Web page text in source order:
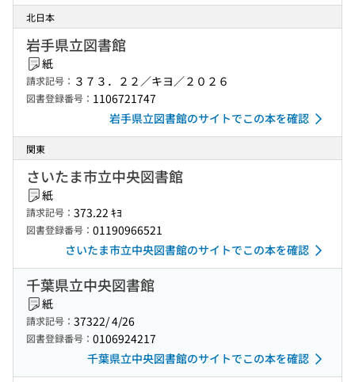
北日本
岩手県立図書館
紙
請求記号： ３７３．２２／キヨ／２０２６
図書登録番号： 1106721747
岩手県立図書館のサイトでこの本を確認
関東
さいたま市立中央図書館
紙
請求記号： 373.22 ｷﾖ
図書登録番号： 01190966521
さいたま市立中央図書館のサイトでこの本を確認
千葉県立中央図書館
紙
請求記号： 37322/ 4/26
図書登録番号： 0106924217
千葉県立中央図書館のサイトでこの本を確認